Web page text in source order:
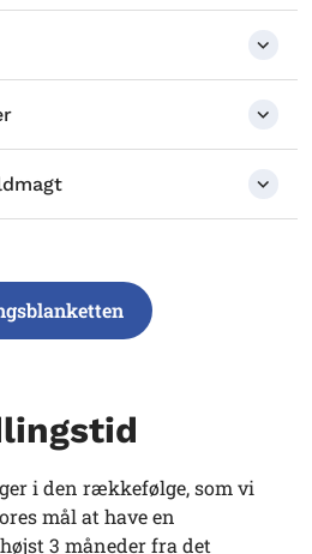
i den rækkefølge, som vi
mål at have en
3 måneder fra det